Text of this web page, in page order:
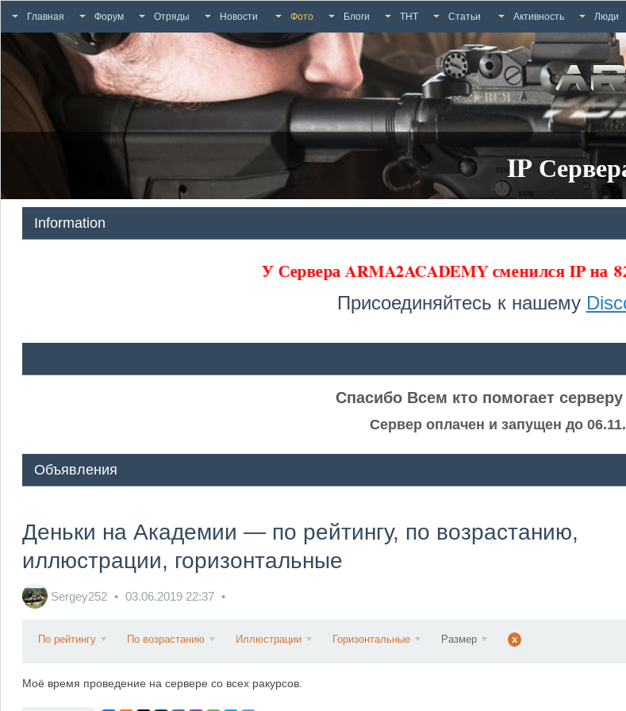
Главная Форум Отряды Новости Фото Блоги ТНТ Статьи Активность Люди
IP
Information
У Сервера ARMA2ACADEMY сменился IP на
Присоединяйтесь к нашему
Спасибо Всем кто помогает серверу
Сервер оплачен и запущен до
Объявления
Деньки на Академии — по рейтингу, по возрастанию,
иллюстрации, горизонтальные
Sergey252 03.06.2019 22:37
По рейтингу По возрастанию Иллюстрации Горизонтальные Размер x
Моё время проведение на сервере со всех ракурсов.